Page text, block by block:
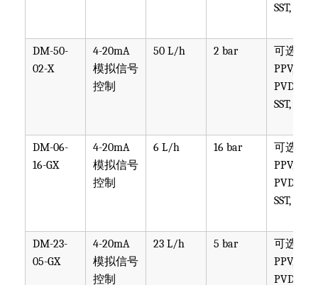
SST, PTFE
DM-50-
02-X
4-20mA
模拟信号
控制
50 L/h 2 bar
可选
PPV, PVT,
PVDF,
SST, PTFE
DM-06-
16-GX
4-20mA
模拟信号
控制
6 L/h 16 bar
可选
PPV, PVT,
PVDF,
SST, PTFE
DM-23-
05-GX
4-20mA
模拟信号
控制
23 L/h 5 bar
可选
PPV, PVT,
PVDF,